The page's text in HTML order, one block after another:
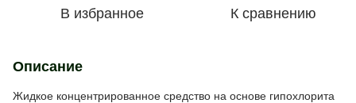
В избранное К сравнению
Описание
Жидкое концентрированное средство на основе гипохлорита